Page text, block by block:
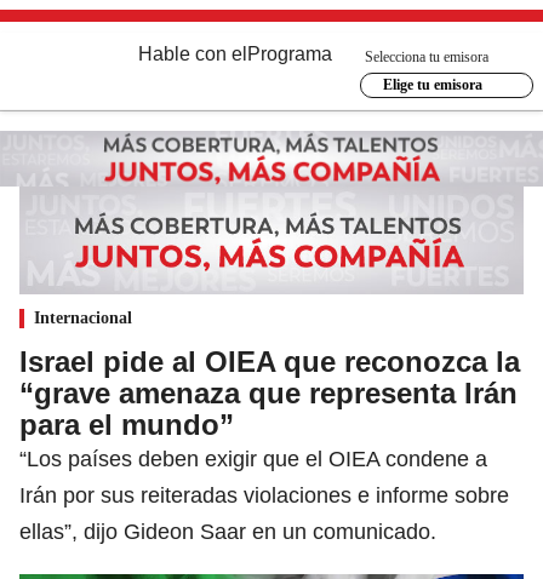
Hable con el Programa
Selecciona tu emisora
Elige tu emisora
Internacional
Israel pide al OIEA que reconozca la
“grave amenaza que representa Irán
para el mundo”
“Los países deben exigir que el OIEA condene a
Irán por sus reiteradas violaciones e informe sobre
ellas”, dijo Gideon Saar en un comunicado.